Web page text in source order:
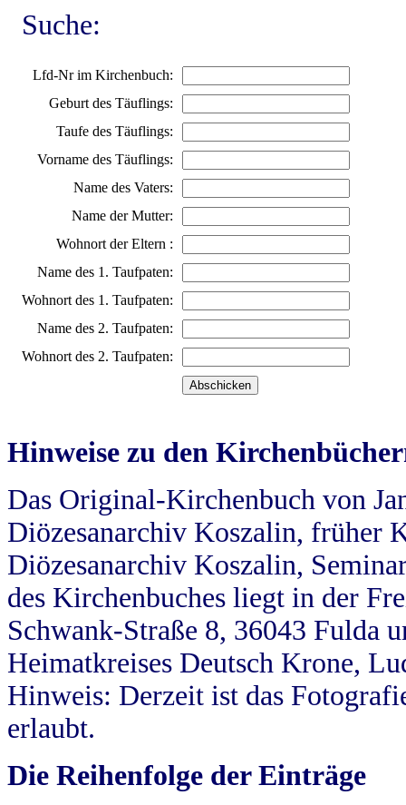
Suche:
Lfd-Nr im Kirchenbuch:
Geburt des Täuflings:
Taufe des Täuflings:
Vorname des Täuflings:
Name des Vaters:
Name der Mutter:
Wohnort der Eltern :
Name des 1. Taufpaten:
Wohnort des 1. Taufpaten:
Name des 2. Taufpaten:
Wohnort des 2. Taufpaten:
Hinweise zu den
Das Original-Kirchenbuch von
Diözesanarchiv Koszalin, früher
Diözesanarchiv Koszalin,
des Kirchenbuches liegt in der
Schwank-Straße 8, 36043 Fulda
Heimatkreises Deutsch Krone,
Hinweis: Derzeit ist das
erlaubt.
Die Reihenfolge der Einträge